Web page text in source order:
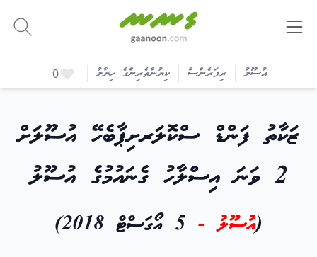
އުސޫލު ރިފަރެންސް ކިޔުންތެރިންގެ ހިޔާލު 0
ޒަކާތު ފަންޑް ސްކޮލަރށިޕާބެހޭ އުސޫލަށް
2 ވަނަ އިސްލާހު ގެނައުމުގެ އުސޫލު
(އުސޫލު -